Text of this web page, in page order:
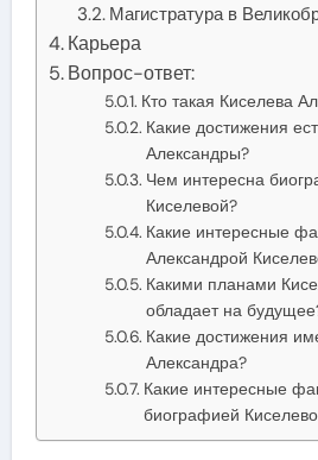
Магистратура в
Карьера
Вопрос-ответ:
Кто такая Киселева
Какие достижения
Александры?
Чем интересна
Киселевой?
Какие интересные
Александрой
Какими планами
обладает на
Какие достижения
Александра?
Какие интересные
биографией